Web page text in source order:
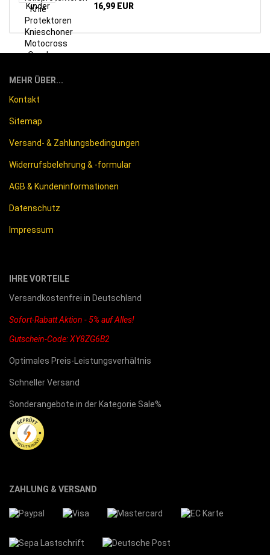
16,99 EUR
MEHR ÜBER...
Kontakt
Sitemap
Versand- & Zahlungsbedingungen
Widerrufsbelehrung & -formular
AGB & Kundeninformationen
Datenschutz
Impressum
IHRE VORTEILE
Versandkostenfrei in Deutschland
Sofort-Rabatt Aktion - 5% auf Alles!
Gutschein-Code: XY8ZG6B2
Optimales Preis-Leistungsverhältnis
Schneller Versand
Sonderangebote in der Kategorie Sale%
ZAHLUNG & VERSAND